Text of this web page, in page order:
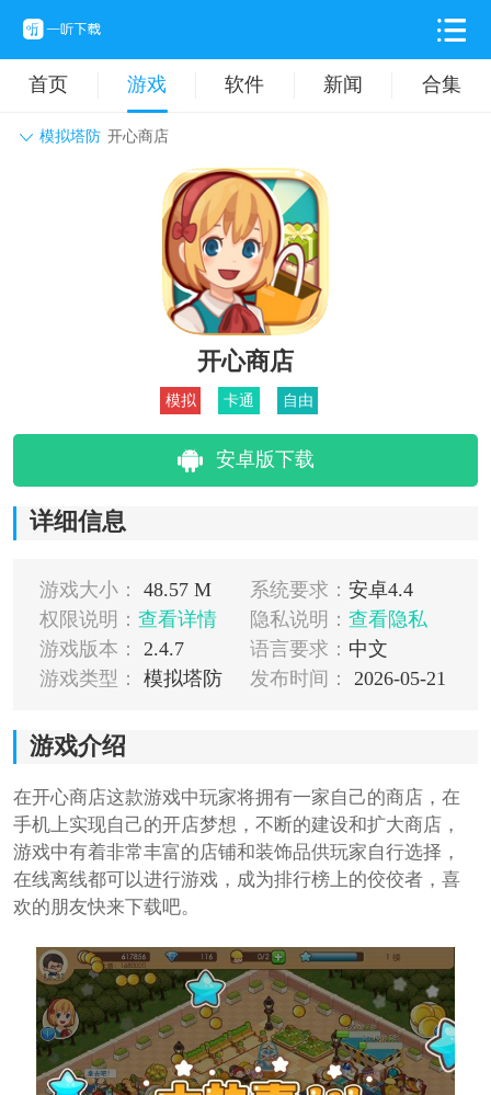
首页 游戏 软件 新闻 合集
模拟塔防 开心商店
动作格斗 休闲益智
卡牌对战 音乐舞蹈
挂机养成
开心商店
模拟 卡通 自由
安卓版下载
详细信息
游戏大小： 48.57 M 系统要求： 安卓4.4
权限说明： 查看详情 隐私说明： 查看隐私
游戏版本：
2.4.7 语言要求： 中文
游戏类型：
模拟塔防 发布时间： 2026-05-21
游戏介绍
在开心商店这款游戏中玩家将拥有一家自己的商店，在
手机上实现自己的开店梦想，不断的建设和扩大商店，
游戏中有着非常丰富的店铺和装饰品供玩家自行选择，
在线离线都可以进行游戏，成为排行榜上的佼佼者，喜
欢的朋友快来下载吧。